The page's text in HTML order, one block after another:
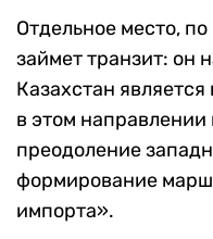
Отдельное место,
займет транзит: он
Казахстан
в этом
преодоление
формирование
импорта».